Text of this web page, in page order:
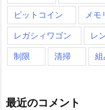
ビットコイン メモ
レガシィワゴン レ
制限 清掃 組
最近のコメント